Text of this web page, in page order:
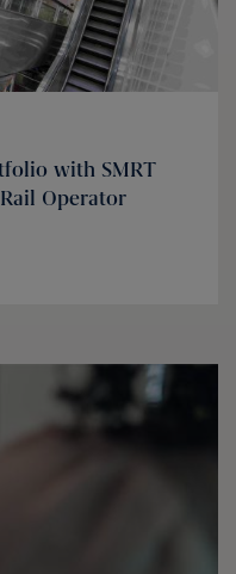
with SMRT
Operator